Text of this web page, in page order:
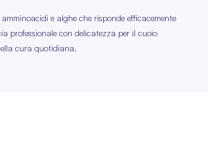
e alghe che risponde efficacemente
professionale con delicatezza per il cuoio
cura quotidiana.